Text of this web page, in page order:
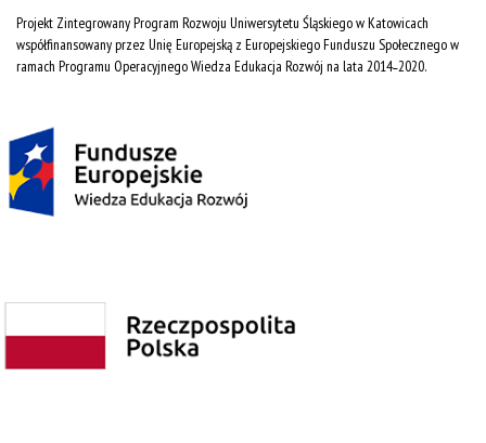
Projekt Zintegrowany Program Rozwoju Uniwersytetu Śląskiego w Katowicach
współfinansowany przez Unię Europejską z Europejskiego Funduszu Społecznego w
ramach Programu Operacyjnego Wiedza Edukacja Rozwój na lata 2014˗2020.